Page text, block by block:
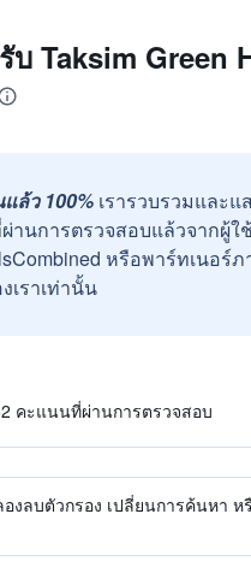
บ Taksim Green
ล้ว 100% เรารวบรวมและแ
านการตรวจสอบแล้วจากผู้ใ
หรือพาร์ทเนอร์
เราเท่านั้น
คะแนนที่ผ่านการตรวจสอบ
งลบตัวกรอง เปลี่ยนการค้นหา ห